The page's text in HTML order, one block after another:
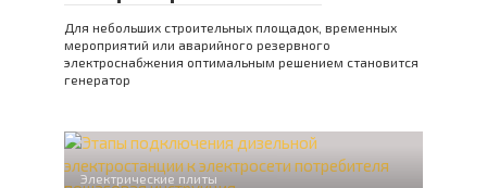
Для небольших строительных площадок, временных
мероприятий или аварийного резервного
электроснабжения оптимальным решением становится
генератор
Электрические плиты